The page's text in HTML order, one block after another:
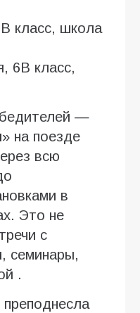
класс, школа
6В класс,
—
на поезде
всю
в
Это не
с
семинары,
.